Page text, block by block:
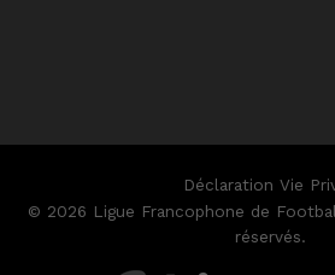
Déclaration Vie
© 2026 Ligue Francophone de
réservés.